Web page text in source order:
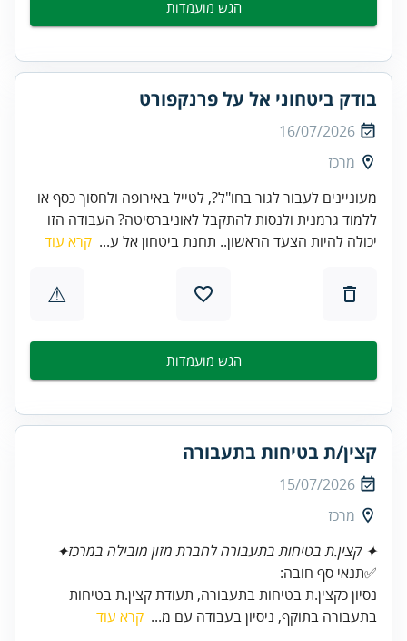
הגש מועמדות
בודק ביטחוני אל על פרנקפורט
16/07/2026
מרכז
מעוניינים לעבור לגור בחו"ל?, לטייל באירופה ולחסוך כסף או
ללמוד גרמנית ולנסות להתקבל לאוניברסיטה? העבודה הזו
יכולה להיות הצעד הראשון.. תחנת ביטחון אל ע... קרא עוד
⚠
הגש מועמדות
קצין/ת בטיחות בתעבורה
15/07/2026
מרכז
✦ קצין.ת בטיחות בתעבורה לחברת מזון מובילה במרכז✦
✅תנאי סף חובה:
נסיון כקצין.ת בטיחות בתעבורה, תעודת קצין.ת בטיחות
בתעבורה בתוקף, ניסיון בעבודה עם מ... קרא עוד